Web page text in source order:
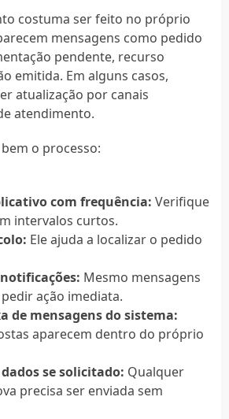
costuma ser feito no próprio
mensagens como pedido
pendente, recurso
emitida. Em alguns casos,
atualização por canais
atendimento.
o processo:
com frequência: Verifique
intervalos curtos.
Ele ajuda a localizar o pedido
Mesmo mensagens
ação imediata.
de mensagens do sistema:
aparecem dentro do próprio
se solicitado: Qualquer
precisa ser enviada sem